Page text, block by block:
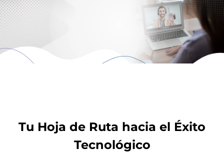
Tu Hoja de Ruta hacia el Éxito
Tecnológico